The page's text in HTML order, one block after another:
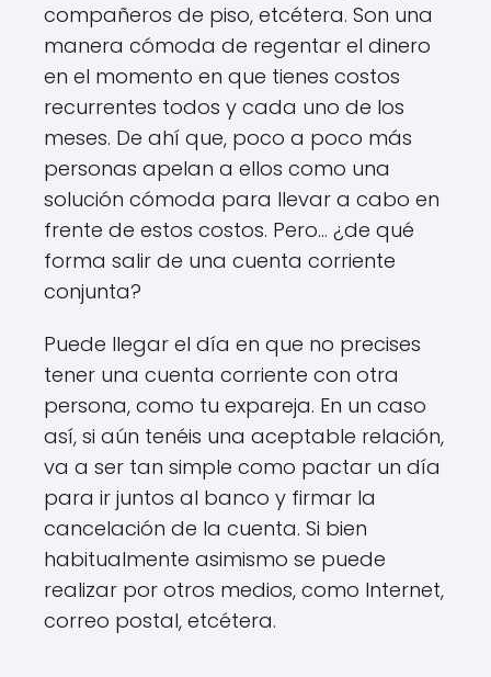
compañeros de piso, etcétera. Son una
manera cómoda de regentar el dinero
en el momento en que tienes costos
recurrentes todos y cada uno de los
meses. De ahí que, poco a poco más
personas apelan a ellos como una
solución cómoda para llevar a cabo en
frente de estos costos. Pero… ¿de qué
forma salir de una cuenta corriente
conjunta?
Puede llegar el día en que no precises
tener una cuenta corriente con otra
persona, como tu expareja. En un caso
así, si aún tenéis una aceptable relación,
va a ser tan simple como pactar un día
para ir juntos al banco y firmar la
cancelación de la cuenta. Si bien
habitualmente asimismo se puede
realizar por otros medios, como Internet,
correo postal, etcétera.